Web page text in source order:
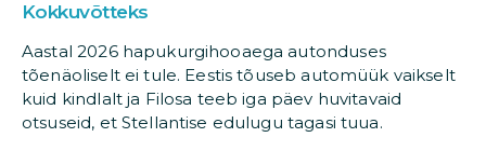
Kokkuvõtteks
Aastal 2026 hapukurgihooaega autonduses
tõenäoliselt ei tule. Eestis tõuseb automüük vaikselt
kuid kindlalt ja Filosa teeb iga päev huvitavaid
otsuseid, et Stellantise edulugu tagasi tuua.